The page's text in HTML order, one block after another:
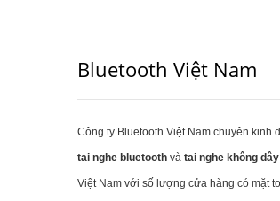
Bluetooth Việt Nam
Công ty Bluetooth Việt Nam chuyên kinh
tai nghe bluetooth và tai nghe không dây
Việt Nam với số lượng cửa hàng có mặt